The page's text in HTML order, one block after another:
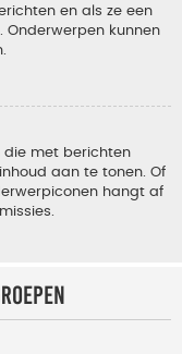
en als ze een
kunnen
die met berichten
aan te tonen. Of
hangt af